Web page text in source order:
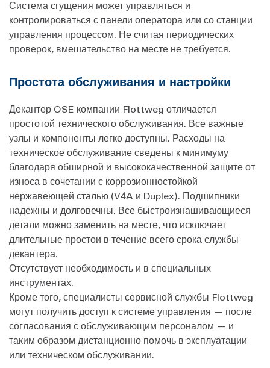
Система сгущения может управляться и
контролироваться с панели оператора или со станции
управления процессом. Не считая периодических
проверок, вмешательство на месте не требуется.
Простота обслуживания и настройки
Декантер OSE компании Flottweg отличается
простотой технического обслуживания. Все важные
узлы и компоненты легко доступны. Расходы на
техническое обслуживание сведены к минимуму
благодаря обширной и высококачественной защите от
износа в сочетании с коррозионностойкой
нержавеющей сталью (V4A и Duplex). Подшипники
надежны и долговечны. Все быстроизнашивающиеся
детали можно заменить на месте, что исключает
длительные простои в течение всего срока службы
декантера.
Отсутствует необходимость и в специальных
инструментах.
Кроме того, специалисты сервисной службы Flottweg
могут получить доступ к системе управления — после
согласования с обслуживающим персоналом — и
таким образом дистанционно помочь в эксплуатации
или техническом обслуживании.